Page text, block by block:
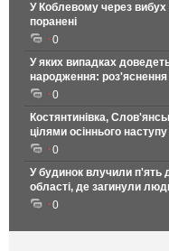
У Коблевому через вибух
поранені
0
У яких випадках
народження:
0
Костянтинівка,
цілями осіннього
0
У будинок влучили п'ять
області, де загинули
0